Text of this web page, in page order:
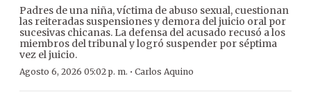
Padres de una niña, víctima de abuso sexual, cuestionan
las reiteradas suspensiones y demora del juicio oral por
sucesivas chicanas. La defensa del acusado recusó a los
miembros del tribunal y logró suspender por séptima
vez el juicio.
Agosto 6, 2026 05:02 p. m. · Carlos Aquino